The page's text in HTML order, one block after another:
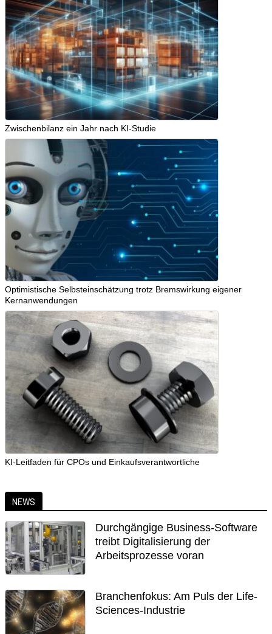
Zwischenbilanz ein Jahr nach KI-Studie
Optimistische Selbsteinschätzung trotz Bremswirkung eigener
Kernanwendungen
KI-Leitfaden für CPOs und Einkaufsverantwortliche
NEWS
Durchgängige Business-Software
treibt Digitalisierung der
Arbeitsprozesse voran
Branchenfokus: Am Puls der Life-
Sciences-Industrie